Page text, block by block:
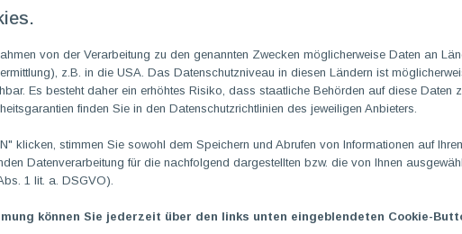
Kinder haben es direkt hinbekommen den Tennisaufschlag von oben
Probleme hatten. Gegen Ende der Übungen lief es aber bei allen gut
allem der Ballkontrolle helfen sollen. Nach der Übung war es endlich
nach Plan lief. Die Kinder haben die 4 gegen 4 Spielform noch nicht
wieder zum 2 gegen 2 zurückgegangen sind, das hat den Kindern auch
Am Ende gab es noch eine Feedbackrunde und zwei Päckchen
Das Angebot lief generell sehr gut und vielleicht fängt das ein oder
von der Verarbeitung zu den genannten Zwecken möglicherweise Daten an
z.B. in die USA. Das Datenschutzniveau in diesen Ländern ist
Es besteht daher ein erhöhtes Risiko, dass staatliche Behörden auf diese Daten
finden Sie in den Datenschutzrichtlinien des jeweiligen Anbieters.
klicken, stimmen Sie sowohl dem Speichern und Abrufen von Informationen auf
Datenverarbeitung für die nachfolgend dargestellten bzw. die von Ihnen
1 lit. a. DSGVO).
können Sie jederzeit über den links unten eingeblendeten Cookie-